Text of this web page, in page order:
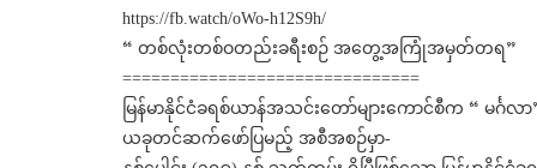
https://fb.watch/oWo-h12S9h/
“ တစ်လုံးတစ်ဝတည်းခရီးစဉ် အတွေ့အကြုံအမှတ်တရ”
===============================
မြန်မာနိုင်ငံခရစ်ယာန်အသင်းတော်များကောင်စီက “ မ
ယခုတင်ဆက်ဖော်ပြမည့် အစီအစဉ်မှာ-